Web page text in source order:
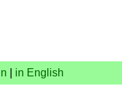
in English